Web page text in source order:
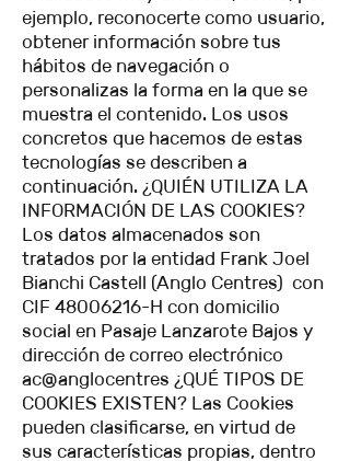
ejemplo, reconocerte como usuario,
obtener información sobre tus
hábitos de navegación o
personalizas la forma en la que se
muestra el contenido. Los usos
concretos que hacemos de estas
tecnologías se describen a
continuación. ¿QUIÉN UTILIZA LA
INFORMACIÓN DE LAS COOKIES?
Los datos almacenados son
tratados por la entidad Frank Joel
Bianchi Castell (Anglo Centres) con
CIF 48006216-H con domicilio
social en Pasaje Lanzarote Bajos y
dirección de correo electrónico
ac@anglocentres ¿QUÉ TIPOS DE
COOKIES EXISTEN? Las Cookies
pueden clasificarse, en virtud de
sus características propias, dentro